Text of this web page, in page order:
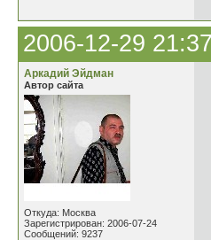
2006-12-29
Аркадий Эйдман
Автор сайта
Откуда: Москва
Зарегистрирован: 2006-07-24
Сообщений: 9237